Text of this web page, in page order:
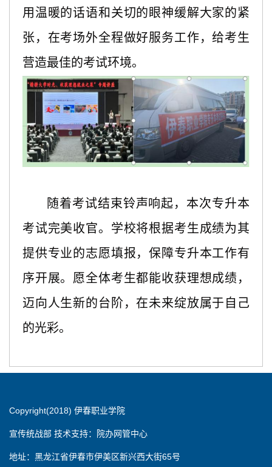
用温暖的话语和关切的眼神缓解大家的紧
张，在考场外全程做好服务工作，给考生
营造最佳的考试环境。
随着考试结束铃声响起，本次专升本
考试完美收官。学校将根据考生成绩为其
提供专业的志愿填报，保障专升本工作有
序开展。愿全体考生都能收获理想成绩，
迈向人生新的台阶，在未来绽放属于自己
的光彩。
Copyright(2018) 伊春职业学院
宣传统战部 技术支持：院办网管中心
地址：黑龙江省伊春市伊美区新兴西大街65号